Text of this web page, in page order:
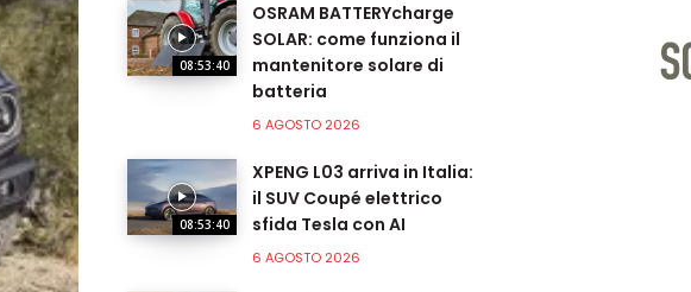
08:53:40
OSRAM BATTERYcharge
SOLAR: come funziona il
mantenitore solare di
batteria
6 AGOSTO 2026
08:53:40
XPENG L03 arriva in Italia:
il SUV Coupé elettrico
sfida Tesla con AI
6 AGOSTO 2026